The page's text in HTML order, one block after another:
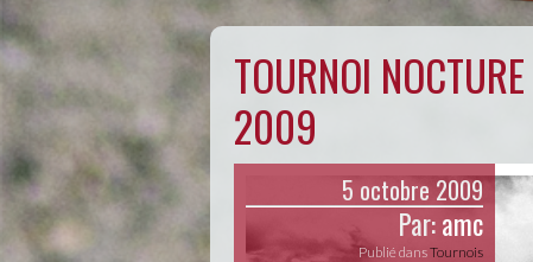
TOURNOI
2009
5 octobre 2009
Par:amc
Publié dansTournois